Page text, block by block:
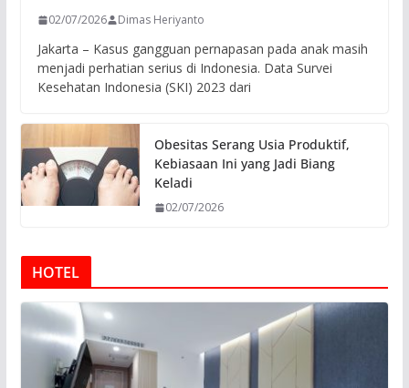
02/07/2026 Dimas Heriyanto
Jakarta – Kasus gangguan pernapasan pada anak masih
menjadi perhatian serius di Indonesia. Data Survei
Kesehatan Indonesia (SKI) 2023 dari
Obesitas Serang Usia Produktif,
Kebiasaan Ini yang Jadi Biang
Keladi
02/07/2026
HOTEL